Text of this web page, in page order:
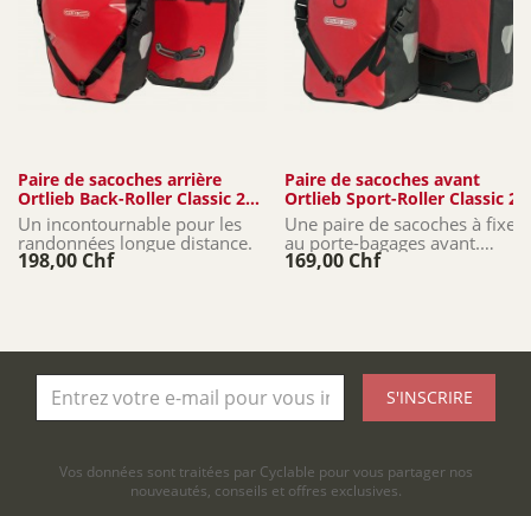
Paire de sacoches arrière
Ortlieb Back-Roller Classic 2
x...
Un incontournable pour les
randonnées longue distance.
198,00 Chf
Paire de sacoches avant
Ortlieb Sport-Roller Classic 2
x...
Une paire de sacoches à fixer
au porte-bagages avant.
Étancheité et robustesse.
169,00 Chf
S'INSCRIRE
Vos données sont traitées par Cyclable pour vous partager nos
nouveautés, conseils et offres exclusives.